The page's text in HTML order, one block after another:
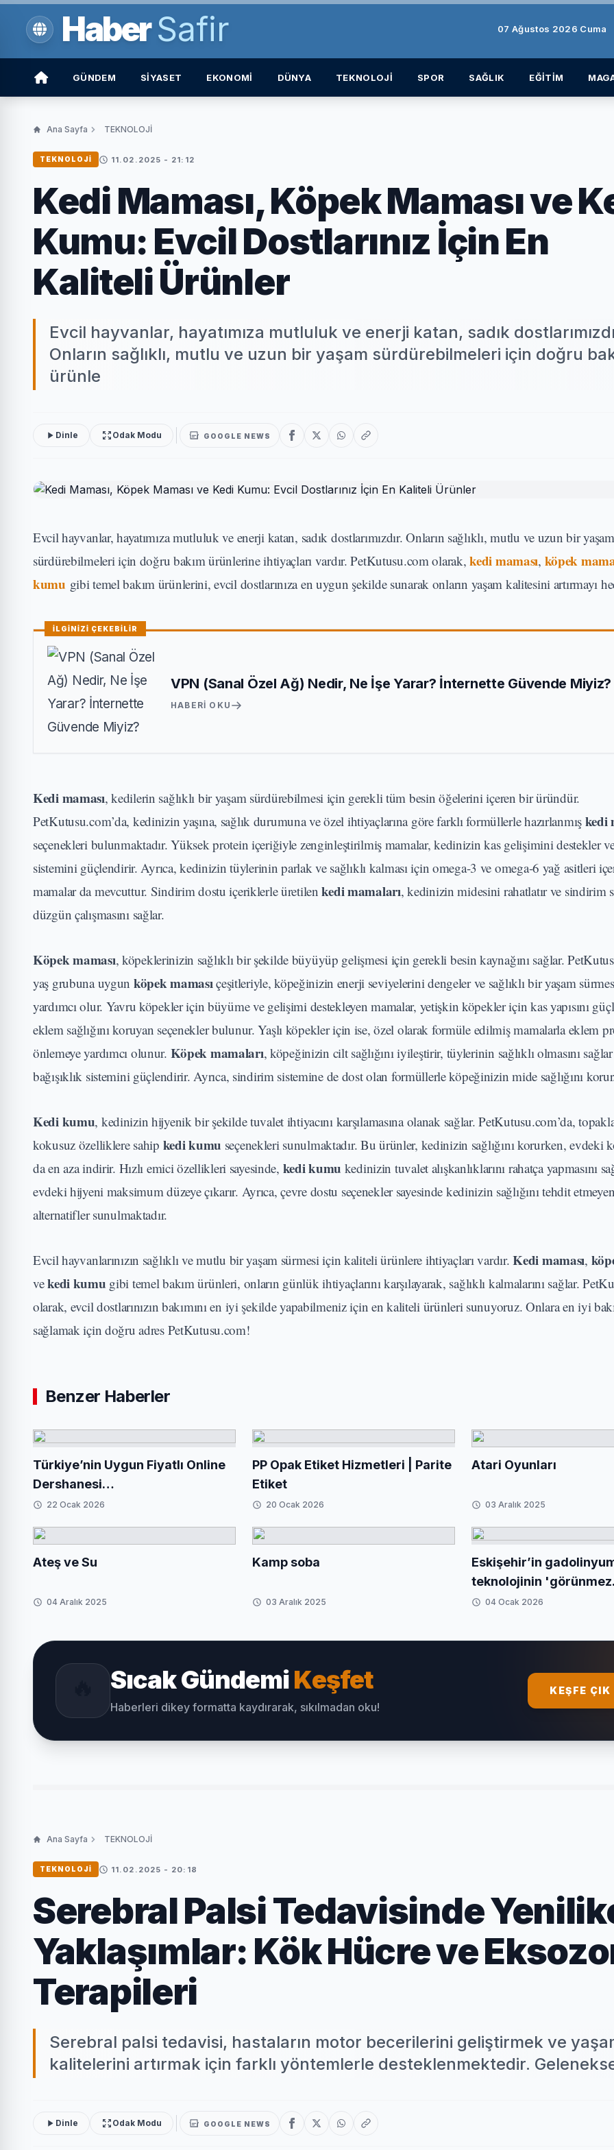
HaberSafir 07 Ağustos 2026 Cuma
GÜNDEM SİYASET EKONOMİ DÜNYA TEKNOLOJİ SPOR SAĞLIK EĞİTİM
Ana Sayfa TEKNOLOJİ
TEKNOLOJİ 11.02.2025 - 21:12
Kedi Maması, Köpek Maması ve
Kumu: Evcil Dostlarınız İçin En
Kaliteli Ürünler
Evcil hayvanlar, hayatımıza mutluluk ve enerji katan, sadık
Onların sağlıklı, mutlu ve uzun bir yaşam sürdürebilmeleri için doğru
ürünle
Dinle Odak Modu GOOGLE NEWS
Evcil hayvanlar, hayatımıza mutluluk ve enerji katan, sadık dostlarımızdır. Onların sağlıklı, mutlu ve uzun bir yaşam
sürdürebilmeleri için doğru bakım ürünlerine ihtiyaçları vardır. PetKutusu.com olarak,kedi maması, köpek
kumu gibi temel bakım ürünlerini, evcil dostlarınıza en uygun şekilde sunarak onların yaşam kalitesini artırmayı
İLGİNİZİ ÇEKEBİLİR
VPN (Sanal Özel Ağ) Nedir, Ne İşe Yarar? İnternette Güvende Miyiz?
HABERI OKU
Kedi maması, kedilerin sağlıklı bir yaşam sürdürebilmesi için gerekli tüm besin öğelerini içeren bir üründür.
PetKutusu.com’da, kedinizin yaşına, sağlık durumuna ve özel ihtiyaçlarına göre farklı formüllerle hazırlanmış kedi
seçenekleri bulunmaktadır. Yüksek protein içeriğiyle zenginleştirilmiş mamalar, kedinizin kas gelişimini destekler ve
sistemini güçlendirir. Ayrıca, kedinizin tüylerinin parlak ve sağlıklı kalması için omega-3 ve omega-6 yağ asitleri
mamalar da mevcuttur. Sindirim dostu içeriklerle üretilenkedi mamaları, kedinizin midesini rahatlatır ve sindirim
düzgün çalışmasını sağlar.
Köpek maması, köpeklerinizin sağlıklı bir şekilde büyüyüp gelişmesi için gerekli besin kaynağını sağlar.
yaş grubuna uygun köpek mamasıçeşitleriyle, köpeğinizin enerji seviyelerini dengeler ve sağlıklı bir yaşam
yardımcı olur. Yavru köpekler için büyüme ve gelişimi destekleyen mamalar, yetişkin köpekler için kas yapısını
eklem sağlığını koruyan seçenekler bulunur. Yaşlı köpekler için ise, özel olarak formüle edilmiş mamalarla eklem
önlemeye yardımcı olunur. Köpek mamaları, köpeğinizin cilt sağlığını iyileştirir, tüylerinin sağlıklı olmasını
bağışıklık sistemini güçlendirir. Ayrıca, sindirim sistemine de dost olan formüllerle köpeğinizin mide sağlığını
Kedi kumu, kedinizin hijyenik bir şekilde tuvalet ihtiyacını karşılamasına olanak sağlar. PetKutusu.com’da,
kokusuz özelliklere sahip kedi kumu seçenekleri sunulmaktadır. Bu ürünler, kedinizin sağlığını korurken, evdeki
da en aza indirir. Hızlı emici özellikleri sayesinde, kedi kumu kedinizin tuvalet alışkanlıklarını rahatça yapmasını
evdeki hijyeni maksimum düzeye çıkarır. Ayrıca, çevre dostu seçenekler sayesinde kedinizin sağlığını tehdit
alternatifler sunulmaktadır.
Evcil hayvanlarınızın sağlıklı ve mutlu bir yaşam sürmesi için kaliteli ürünlere ihtiyaçları vardır.Kedi maması,
vekedi kumu gibi temel bakım ürünleri, onların günlük ihtiyaçlarını karşılayarak, sağlıklı kalmalarını sağlar.
olarak, evcil dostlarınızın bakımını en iyi şekilde yapabilmeniz için en kaliteli ürünleri sunuyoruz. Onlara en iyi
sağlamak için doğru adres PetKutusu.com!
Benzer Haberler
Türkiye’nin Uygun Fiyatlı Online
Dershanesi
OnlineDerscim.com’a İlgi Artıyor
22 Ocak 2026
PP Opak Etiket Hizmetleri | Parite
Etiket
20 Ocak 2026
Atari Oyunları
03 Aralık 2025
Ateş ve Su
04 Aralık 2025
Kamp soba
03 Aralık 2025
Eskişehir’in
teknolojinin 'görünmez
kahramanı'
04 Ocak 2026
Sıcak GündemiKeşfet
Haberleri dikey formatta kaydırarak, sıkılmadan oku!
KEŞFE ÇIK
Ana Sayfa TEKNOLOJİ
TEKNOLOJİ 11.02.2025 - 20:18
Serebral Palsi Tedavisinde
Yaklaşımlar: Kök Hücre ve
Terapileri
Serebral palsi tedavisi, hastaların motor becerilerini geliştirmek ve
kalitelerini artırmak için farklı yöntemlerle desteklenmektedir.
Dinle Odak Modu GOOGLE NEWS